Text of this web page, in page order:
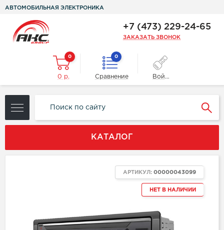
АВТОМОБИЛЬНАЯ ЭЛЕКТРОНИКА
+7 (473) 229-24-65
ЗАКАЗАТЬ ЗВОНОК
0
0 р.
0
Сравнение Войти
КАТАЛОГ
НЕТ В НАЛИЧИИ
АРТИКУЛ: 00000043099